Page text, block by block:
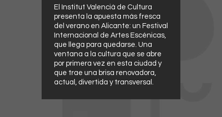
El Institut Valencià de Cultura
presenta la apuesta más fresca
del verano en Alicante: un Festival
Internacional de Artes Escénicas,
que llega para quedarse. Una
ventana a la cultura que se abre
por primera vez en esta ciudad y
que trae una brisa renovadora,
actual, divertida y transversal.